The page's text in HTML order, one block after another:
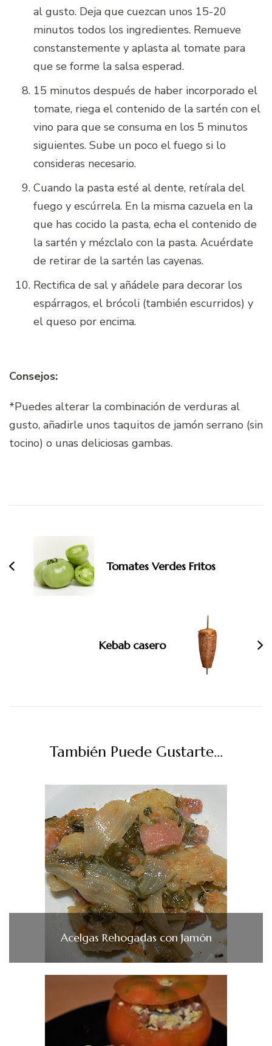
al gusto. Deja que cuezcan unos 15-20
minutos todos los ingredientes. Remueve
constanstemente y aplasta al tomate para
que se forme la salsa esperad.
15 minutos después de haber incorporado el
tomate, riega el contenido de la sartén con el
vino para que se consuma en los 5 minutos
siguientes. Sube un poco el fuego si lo
consideras necesario.
Cuando la pasta esté al dente, retírala del
fuego y escúrrela. En la misma cazuela en la
que has cocido la pasta, echa el contenido de
la sartén y mézclalo con la pasta. Acuérdate
de retirar de la sartén las cayenas.
Rectifica de sal y añádele para decorar los
espárragos, el brócoli (también escurridos) y
el queso por encima.
Consejos:
*Puedes alterar la combinación de verduras al
gusto, añadirle unos taquitos de jamón serrano (sin
tocino) o unas deliciosas gambas.
entradas
Tomates Verdes Fritos
Kebab casero
También Puede Gustarte...
Acelgas Rehogadas con Jamón